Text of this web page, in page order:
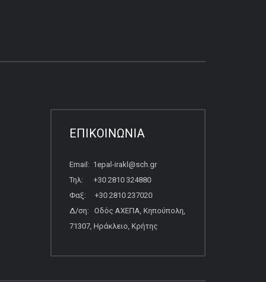
ΕΠΙΚΟΙΝΩΝΙΑ
Email: 1epal-irakl@sch.gr
Τηλ: +30 2810 324880
Φαξ: +30 2810 237020
Δ/ση: Οδός ΑΧΕΠΑ, Κηπούπολη,
71307, Ηράκλειο, Κρήτης